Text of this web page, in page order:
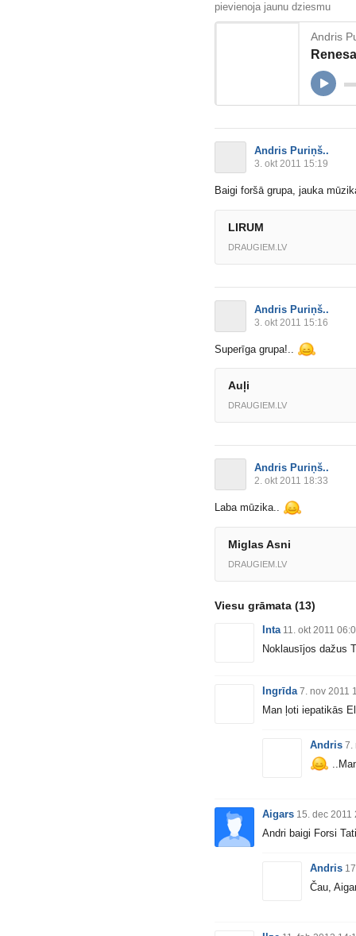
pievienoja jaunu dziesmu
Andris
Andris Puriņš..
3. okt 2011 15:19
Baigi foršā grupa, jauka
LIRUM
DRAUGIEM.LV
Andris Puriņš..
3. okt 2011 15:16
Superīga grupa!..
Auļi
DRAUGIEM.LV
Andris Puriņš..
2. okt 2011 18:33
Laba mūzika..
Miglas Asni
DRAUGIEM.LV
Viesu grāmata (13)
Inta 11. okt 2011
Noklausījos dažus
Ingrīda 7. nov 2011
Man ļoti iepatikās
Andris 7.
Aigars 15. dec 2011
Andri baigi Forsi
Andris
Čau,